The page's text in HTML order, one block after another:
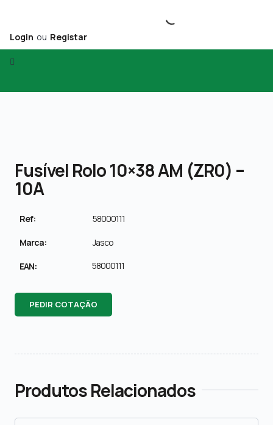
Login ou Registar
Fusível Rolo 10×38 AM (ZR0) –
10A
Ref: 58000111
Marca: Jasco
EAN: 58000111
PEDIR COTAÇÃO
Produtos Relacionados